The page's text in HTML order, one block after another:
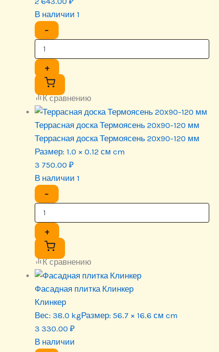
В наличии 1
−
+
К сравнению
Террасная доска Термоясень 20х90-120 мм
Террасная доска Термоясень 20х90-120 мм
Размер: 1.0 × 0.12 см cm
3 750.00 ₽
В наличии 1
−
+
К сравнению
Фасадная плитка Клинкер
Клинкер
Вес: 38.0 kgРазмер: 56.7 × 16.6 см cm
3 330.00 ₽
В наличии